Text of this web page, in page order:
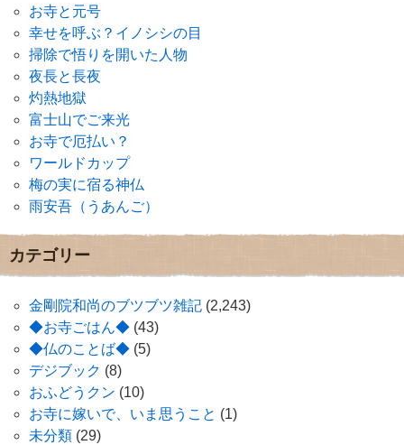
お寺と元号
幸せを呼ぶ？イノシシの目
掃除で悟りを開いた人物
夜長と長夜
灼熱地獄
富士山でご来光
お寺で厄払い？
ワールドカップ
梅の実に宿る神仏
雨安吾（うあんご）
カテゴリー
金剛院和尚のブツブツ雑記 (2,243)
◆お寺ごはん◆ (43)
◆仏のことば◆ (5)
デジブック (8)
おふどうクン (10)
お寺に嫁いで、いま思うこと (1)
未分類 (29)